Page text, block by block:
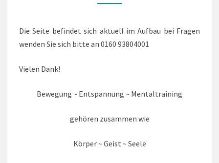
Die Seite befindet sich aktuell im Aufbau bei Fragen
wenden Sie sich bitte an 0160 93804001
Vielen Dank!
Bewegung ~ Entspannung ~ Mentaltraining
gehören zusammen wie
Körper ~ Geist ~ Seele